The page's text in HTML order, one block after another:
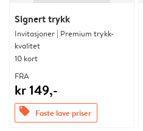
Signert trykk
Invitasjoner | Premium trykk-
kvalitet
10 kort
FRA
kr 149,-
offers Faste lave priser